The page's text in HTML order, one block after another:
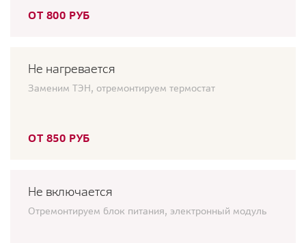
ОТ 800 РУБ
Не нагревается
Заменим ТЭН, отремонтируем термостат
ОТ 850 РУБ
Не включается
Отремонтируем блок питания, электронный модуль